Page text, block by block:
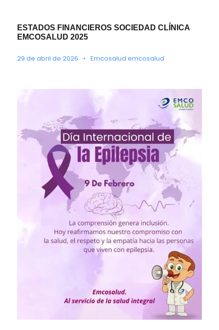
ESTADOS FINANCIEROS SOCIEDAD CLÍNICA
EMCOSALUD 2025
29 de abril de 2026 • Emcosalud emcosalud